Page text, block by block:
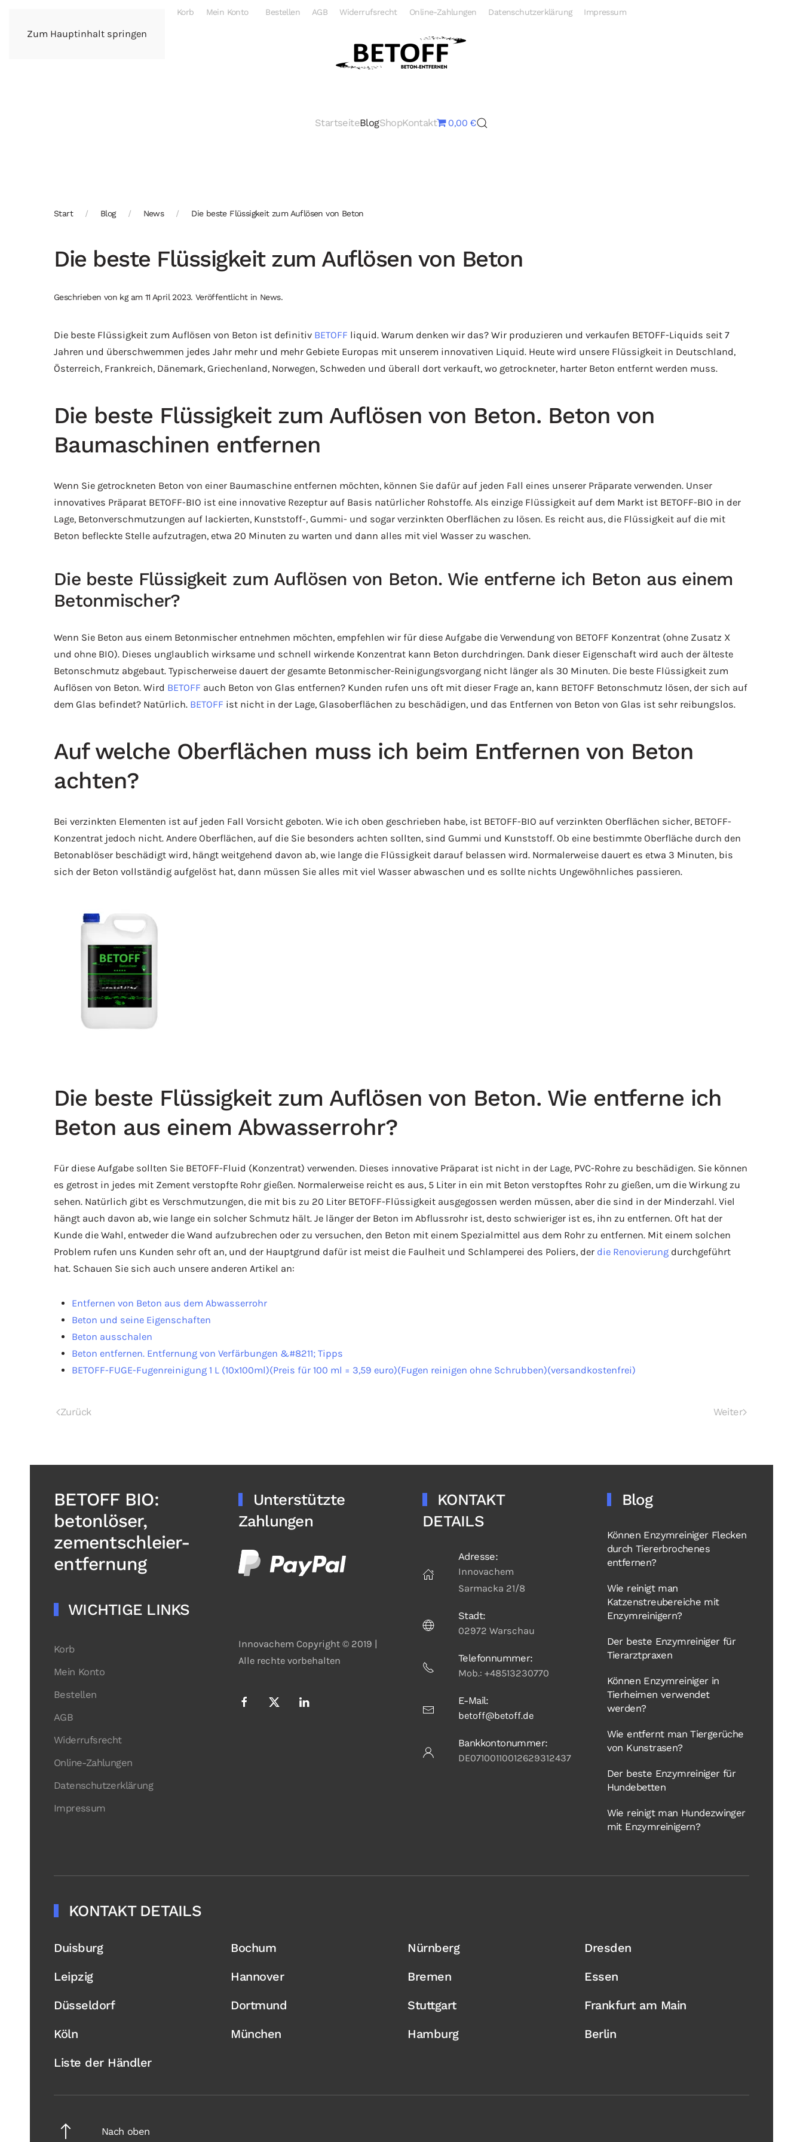
Zum Hauptinhalt springen
Korb Mein Konto Bestellen AGB Widerrufsrecht Online-Zahlungen Datenschutzerklärung Impressum
StartseiteBlogShopKontakt 0,00 €
Start Blog News Die beste Flüssigkeit zum Auflösen von Beton
Die beste Flüssigkeit zum Auflösen von Beton
Geschrieben von kgam 11 April 2023. Veröffentlicht in News.
Die beste Flüssigkeit zum Auflösen von Beton ist definitiv BETOFF liquid. Warum denken wir das? Wir produzieren und verkaufen BETOFF-Liquids seit 7
Jahren und überschwemmen jedes Jahr mehr und mehr Gebiete Europas mit unserem innovativen Liquid. Heute wird unsere Flüssigkeit in Deutschland,
Österreich, Frankreich, Dänemark, Griechenland, Norwegen, Schweden und überall dort verkauft, wo getrockneter, harter Beton entfernt werden muss.
Die beste Flüssigkeit zum Auflösen von Beton. Beton von
Baumaschinen entfernen
Wenn Sie getrockneten Beton von einer Baumaschine entfernen möchten, können Sie dafür auf jeden Fall eines unserer Präparate verwenden. Unser
innovatives Präparat BETOFF-BIO ist eine innovative Rezeptur auf Basis natürlicher Rohstoffe. Als einzige Flüssigkeit auf dem Markt ist BETOFF-BIO in der
Lage, Betonverschmutzungen auf lackierten, Kunststoff-, Gummi- und sogar verzinkten Oberflächen zu lösen. Es reicht aus, die Flüssigkeit auf die mit
Beton befleckte Stelle aufzutragen, etwa 20 Minuten zu warten und dann alles mit viel Wasser zu waschen.
Die beste Flüssigkeit zum Auflösen von Beton. Wie entferne ich Beton aus einem
Betonmischer?
Wenn Sie Beton aus einem Betonmischer entnehmen möchten, empfehlen wir für diese Aufgabe die Verwendung von BETOFF Konzentrat (ohne Zusatz X
und ohne BIO). Dieses unglaublich wirksame und schnell wirkende Konzentrat kann Beton durchdringen. Dank dieser Eigenschaft wird auch der älteste
Betonschmutz abgebaut. Typischerweise dauert der gesamte Betonmischer-Reinigungsvorgang nicht länger als 30 Minuten. Die beste Flüssigkeit zum
Auflösen von Beton. Wird BETOFF auch Beton von Glas entfernen? Kunden rufen uns oft mit dieser Frage an, kann BETOFF Betonschmutz lösen, der sich auf
dem Glas befindet? Natürlich. BETOFF ist nicht in der Lage, Glasoberflächen zu beschädigen, und das Entfernen von Beton von Glas ist sehr reibungslos.
Auf welche Oberflächen muss ich beim Entfernen von Beton
achten?
Bei verzinkten Elementen ist auf jeden Fall Vorsicht geboten. Wie ich oben geschrieben habe, ist BETOFF-BIO auf verzinkten Oberflächen sicher, BETOFF-
Konzentrat jedoch nicht. Andere Oberflächen, auf die Sie besonders achten sollten, sind Gummi und Kunststoff. Ob eine bestimmte Oberfläche durch den
Betonablöser beschädigt wird, hängt weitgehend davon ab, wie lange die Flüssigkeit darauf belassen wird. Normalerweise dauert es etwa 3 Minuten, bis
sich der Beton vollständig aufgelöst hat, dann müssen Sie alles mit viel Wasser abwaschen und es sollte nichts Ungewöhnliches passieren.
Die beste Flüssigkeit zum Auflösen von Beton. Wie entferne ich
Beton aus einem Abwasserrohr?
Für diese Aufgabe sollten Sie BETOFF-Fluid (Konzentrat) verwenden. Dieses innovative Präparat ist nicht in der Lage, PVC-Rohre zu beschädigen. Sie können
es getrost in jedes mit Zement verstopfte Rohr gießen. Normalerweise reicht es aus, 5 Liter in ein mit Beton verstopftes Rohr zu gießen, um die Wirkung zu
sehen. Natürlich gibt es Verschmutzungen, die mit bis zu 20 Liter BETOFF-Flüssigkeit ausgegossen werden müssen, aber die sind in der Minderzahl. Viel
hängt auch davon ab, wie lange ein solcher Schmutz hält. Je länger der Beton im Abflussrohr ist, desto schwieriger ist es, ihn zu entfernen. Oft hat der
Kunde die Wahl, entweder die Wand aufzubrechen oder zu versuchen, den Beton mit einem Spezialmittel aus dem Rohr zu entfernen. Mit einem solchen
Problem rufen uns Kunden sehr oft an, und der Hauptgrund dafür ist meist die Faulheit und Schlamperei des Poliers, der die Renovierung durchgeführt
hat. Schauen Sie sich auch unsere anderen Artikel an:
Entfernen von Beton aus dem Abwasserrohr
Beton und seine Eigenschaften
Beton ausschalen
Beton entfernen. Entfernung von Verfärbungen &#8211; Tipps
BETOFF-FUGE-Fugenreinigung 1 L (10x100ml)(Preis für 100 ml = 3,59 euro)(Fugen reinigen ohne Schrubben)(versandkostenfrei)
Zurück Weiter
BETOFF BIO:
betonlöser,
zementschleier-
entfernung
WICHTIGE LINKS
Korb
Mein Konto
Bestellen
AGB
Widerrufsrecht
Online-Zahlungen
Datenschutzerklärung
Impressum
Unterstützte
Zahlungen
Innovachem Copyright © 2019 |
Alle rechte vorbehalten
KONTAKT
DETAILS
Adresse:
Innovachem
Sarmacka 21/8
Stadt:
02972 Warschau
Telefonnummer:
Mob.: +48513230770
E-Mail:
betoff@betoff.de
Bankkontonummer:
DE07100110012629312437
Blog
Können Enzymreiniger Flecken
durch Tiererbrochenes
entfernen?
Wie reinigt man
Katzenstreubereiche mit
Enzymreinigern?
Der beste Enzymreiniger für
Tierarztpraxen
Können Enzymreiniger in
Tierheimen verwendet
werden?
Wie entfernt man Tiergerüche
von Kunstrasen?
Der beste Enzymreiniger für
Hundebetten
Wie reinigt man Hundezwinger
mit Enzymreinigern?
KONTAKT DETAILS
Duisburg Bochum Nürnberg
Dresden
Leipzig
Hannover Bremen
Essen
Düsseldorf
Dortmund Stuttgart
Frankfurt am Main
Köln
München Hamburg
Berlin
Liste der Händler
Nach oben